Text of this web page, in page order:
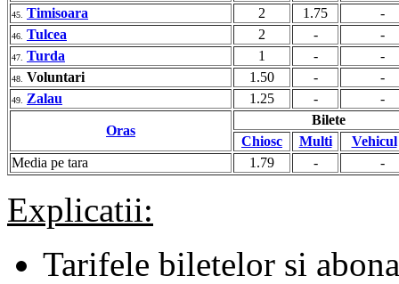
45. Timisoara 2 1.75 -
46. Tulcea 2 - -
47. Turda 1 - -
48. Voluntari 1.50 - -
49. Zalau 1.25 - -
Oras
Bilete
Chiosc
Multi
Vehicul
Media pe tara
1.79 - -
Explicatii:
Tarifele biletelor si